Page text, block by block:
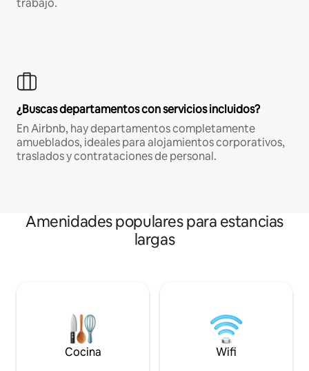
trabajo.
¿Buscas departamentos con servicios incluidos?
En Airbnb, hay departamentos completamente
amueblados, ideales para alojamientos corporativos,
traslados y contrataciones de personal.
Amenidades populares para estancias
largas
Cocina Wifi